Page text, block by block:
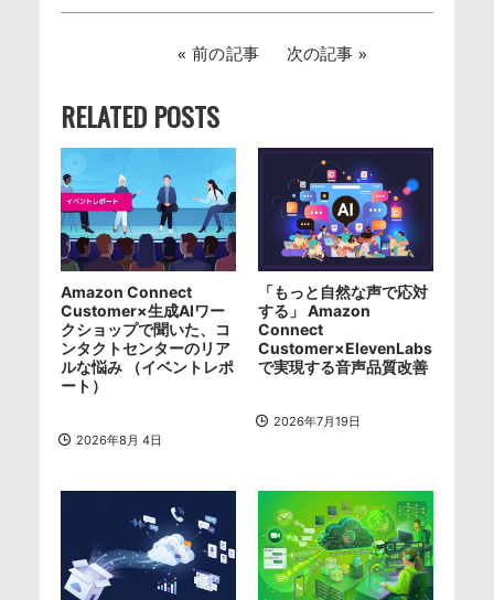
前の記事 次の記事
RELATED POSTS
Amazon Connect
Customer×生成AIワー
クショップで聞いた、コ
ンタクトセンターのリア
ルな悩み （イベントレポ
ート）
2026年8月 4日
「もっと自然な声で応対
する」 Amazon
Connect
Customer×ElevenLabs
で実現する音声品質改善
2026年7月19日